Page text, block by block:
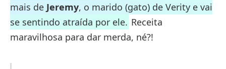
mais de Jeremy, o marido (gato) de Verity e vai
se sentindo atraída por ele. Receita
maravilhosa para dar merda, né?!